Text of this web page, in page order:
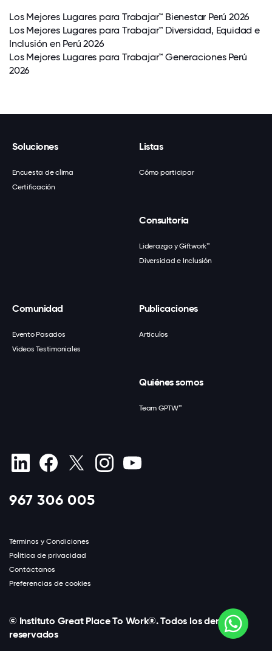
Los Mejores Lugares para Trabajar™ Bienestar Perú 2026
Los Mejores Lugares para Trabajar™ Diversidad, Equidad e
Inclusión en Perú 2026
Los Mejores Lugares para Trabajar™ Generaciones Perú
2026
Soluciones
Encuesta de clima
Certificación
Listas
Cómo participar
Consultoría
Liderazgo y Giftwork™
Diversidad e Inclusión
Comunidad
Evento Pasados
Videos Testimoniales
Publicaciones
Artículos
Quiénes somos
Team GPTW™
967 306 005
Términos y Condiciones
Política de privacidad
Contáctanos
Preferencias de cookies
© Instituto Great Place To Work®. Todos los derechos
reservados